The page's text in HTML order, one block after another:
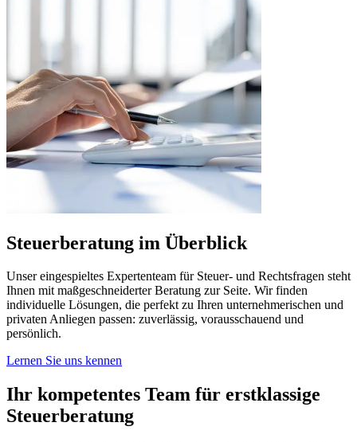
Steuerberatung im Überblick
Unser eingespieltes Expertenteam für Steuer- und Rechtsfragen steht
Ihnen mit maßgeschneiderter Beratung zur Seite. Wir finden
individuelle Lösungen, die perfekt zu Ihren unternehmerischen und
privaten Anliegen passen: zuverlässig, vorausschauend und
persönlich.
Lernen Sie uns kennen
Ihr kompetentes Team für erstklassige
Steuerberatung